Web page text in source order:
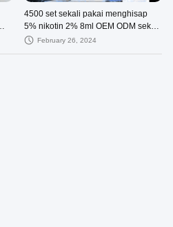
4500 set sekali pakai menghisap
5% nikotin 2% 8ml OEM ODM sekali
pakai vapess
February 26, 2024